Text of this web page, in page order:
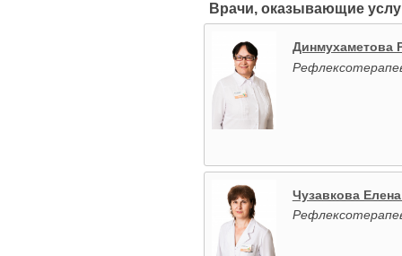
Врачи, оказывающие
Динмухаметова
Чузавкова